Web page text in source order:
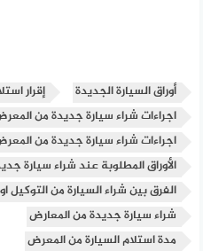
أوراق السيارة الجديدة
إقرار
اجراءات شراء سيارة جديدة من
اجراءات شراء سيارة جديدة من
الأوراق المطلوبة عند شراء سيارة
الفرق بين شراء السيارة من التوكيل
شراء سيارة جديدة من المعارض
مدة استلام السيارة من المعرض